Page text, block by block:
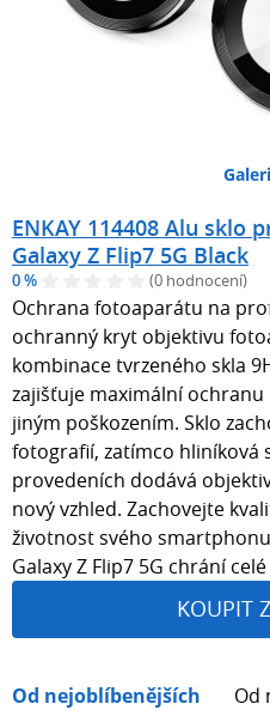
ENKAY 114408 Alu sklo
Galaxy Z Flip7 5G Black
0 % (0 hodnocení)
Ochrana fotoaparátu na
ochranný kryt objektivu
kombinace tvrzeného skla
zajišťuje maximální
jiným poškozením. Sklo
fotografií, zatímco hliníková
provedeních dodává
nový vzhled. Zachovejte
životnost svého
Galaxy Z Flip7 5G chrání
KOUPIT
Od nejoblíbenějších Od